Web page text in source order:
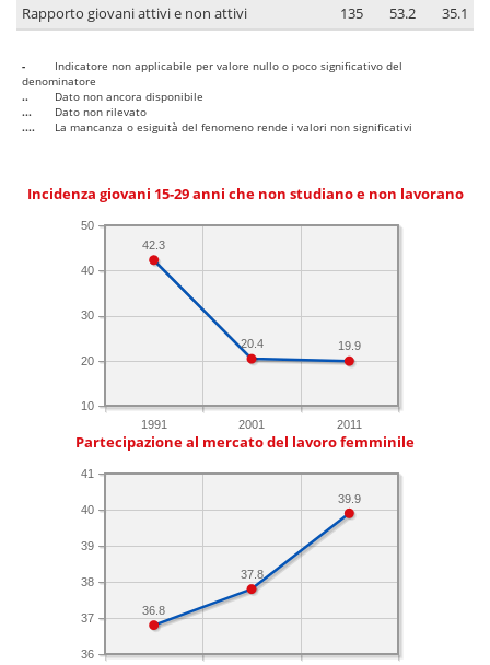
Rapporto giovani attivi e non attivi 135 53.2 35.1
-
Indicatore non applicabile per valore nullo o poco significativo del
denominatore
..
Dato non ancora disponibile
...
Dato non rilevato
....
La mancanza o esiguità del fenomeno rende i valori non significativi
Incidenza giovani 15-29 anni che non studiano e non lavorano
1991 2001 2011
10
20
30
40
50
19.9
20.4
42.3
Partecipazione al mercato del lavoro femminile
36
37
38
39
40
41
39.9
37.8
36.8